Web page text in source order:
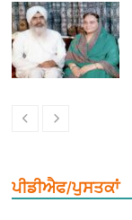
ਪੀਡੀਐਫ/ਪੁਸਤਕਾਂ